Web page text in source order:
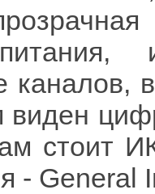
каналов,
виден
стоит
- General